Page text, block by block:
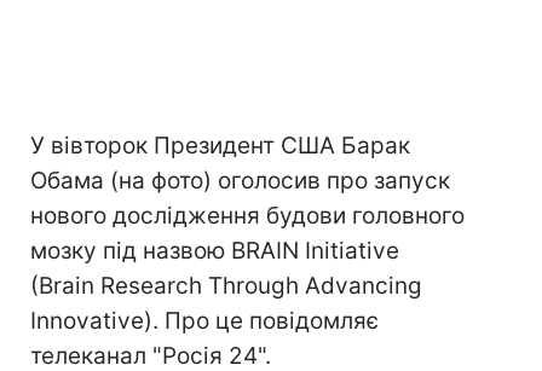
У вівторок Президент США Барак
Обама (на фото) оголосив про запуск
нового дослідження будови головного
мозку під назвою BRAIN Initiative
(Brain Research Through Advancing
Innovative). Про це повідомляє
телеканал "Росія 24".